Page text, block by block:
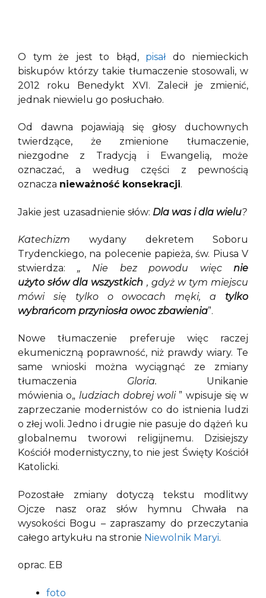
O tym że jest to błąd,pisałdo niemieckich
biskupów którzy takie tłumaczenie stosowali, w
2012 roku Benedykt XVI. Zalecił je zmienić,
jednak niewielu go posłuchało.
Od dawna pojawiają się głosy duchownych
twierdzące, że zmienione tłumaczenie,
niezgodne z Tradycją i Ewangelią, może
oznaczać, a według części z pewnością
oznacza nieważność konsekracji.
Jakie jest uzasadnienie słów: Dla was i dla wielu?
Katechizm wydany dekretem Soboru
Trydenckiego, na polecenie papieża, św. Piusa V
stwierdza: „ Nie bez powodu więc nie
użyto słów dla wszystkich , gdyż w tym miejscu
mówi się tylko o owocach męki, a tylko
wybrańcom przyniosła owoc zbawienia”.
Nowe tłumaczenie preferuje więc raczej
ekumeniczną poprawność, niż prawdy wiary. Te
same wnioski można wyciągnąć ze zmiany
tłumaczenia Gloria. Unikanie
mówienia o„ ludziach dobrej woli” wpisuje się w
zaprzeczanie modernistów co do istnienia ludzi
o złej woli. Jedno i drugie nie pasuje do dążeń ku
globalnemu tworowi religijnemu. Dzisiejszy
Kościół modernistyczny, to nie jest Święty Kościół
Katolicki.
Pozostałe zmiany dotyczą tekstu modlitwy
Ojcze nasz oraz słów hymnu Chwała na
wysokości Bogu – zapraszamy do przeczytania
całego artykułu na stronie Niewolnik Maryi.
oprac. EB
foto